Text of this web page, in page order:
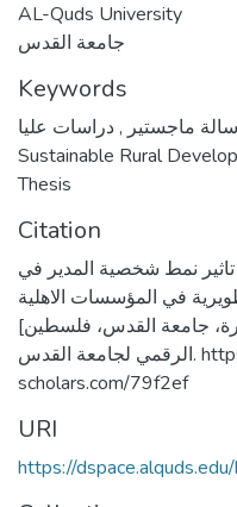
AL-Quds University
جامعة القدس
Keywords
ماجستير ,
Sustainable Rural
Thesis
Citation
الشيخ، محمد راتب. (2007). تاثير نمط شخصية المدير في
في المؤسسات الاهلية
[رسالة ماجستير منشورة، جامعة القدس، فلسطين]. المستودع
الرقمي لجامعة القدس. https://arab-
scholars.com/79f2ef
URI
https://